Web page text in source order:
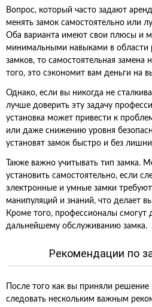
Вопрос, который часто задают
менять замок самостоятельно или
Оба варианта имеют свои плюсы и
минимальными навыками в области
замков, то самостоятельная замена
того, это сэкономит вам деньги на
Однако, если вы никогда не
лучше доверить эту задачу
установка может привести к
или даже снижению уровня
установят замок быстро и без
Также важно учитывать тип замка.
установить самостоятельно, если
электронные и умные замки
манипуляций и знаний, что делает
Кроме того, профессионалы смогут
дальнейшему обслуживанию замка.
Рекомендации по
После того как вы приняли решение
следовать нескольким важным